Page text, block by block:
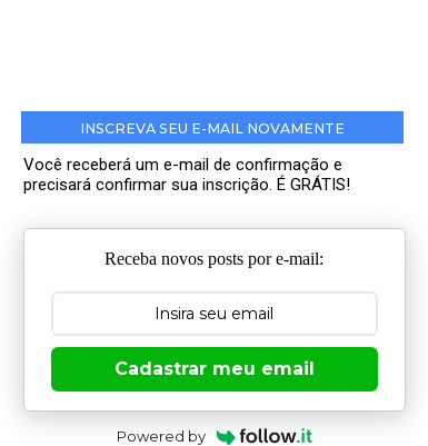
INSCREVA SEU E-MAIL NOVAMENTE
Você receberá um e-mail de confirmação e
precisará confirmar sua inscrição. É GRÁTIS!
Receba novos posts por e-mail:
Cadastrar meu email
Powered by